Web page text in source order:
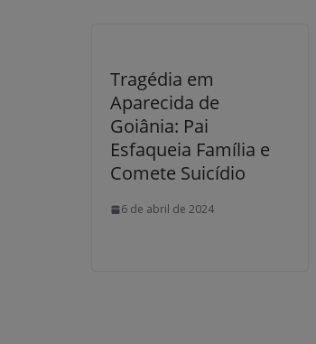
Tragédia em
Aparecida de
Goiânia: Pai
Esfaqueia Família e
Comete Suicídio
6 de abril de 2024